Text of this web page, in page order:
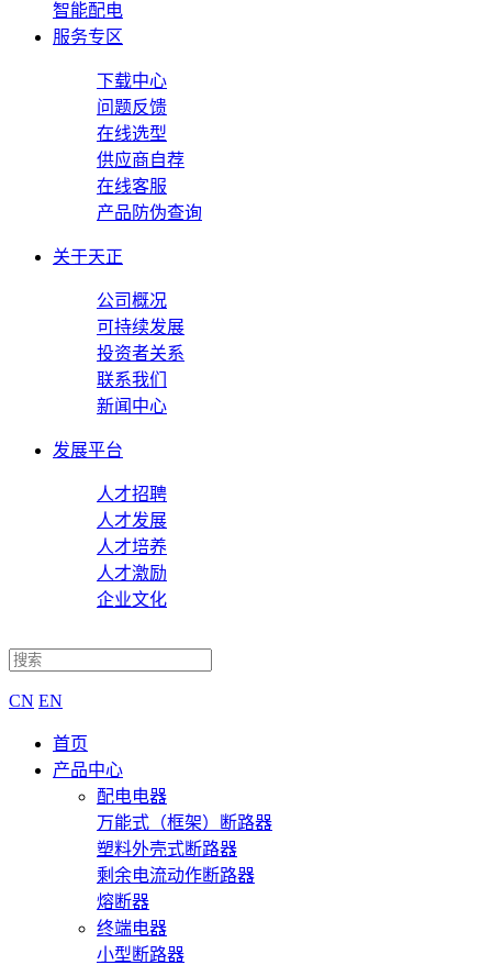
智能配电
服务专区
下载中心
问题反馈
在线选型
供应商自荐
在线客服
产品防伪查询
关于天正
公司概况
可持续发展
投资者关系
联系我们
新闻中心
发展平台
人才招聘
人才发展
人才培养
人才激励
企业文化
CN EN
首页
产品中心
配电电器
万能式（框架）断路器
塑料外壳式断路器
剩余电流动作断路器
熔断器
终端电器
小型断路器